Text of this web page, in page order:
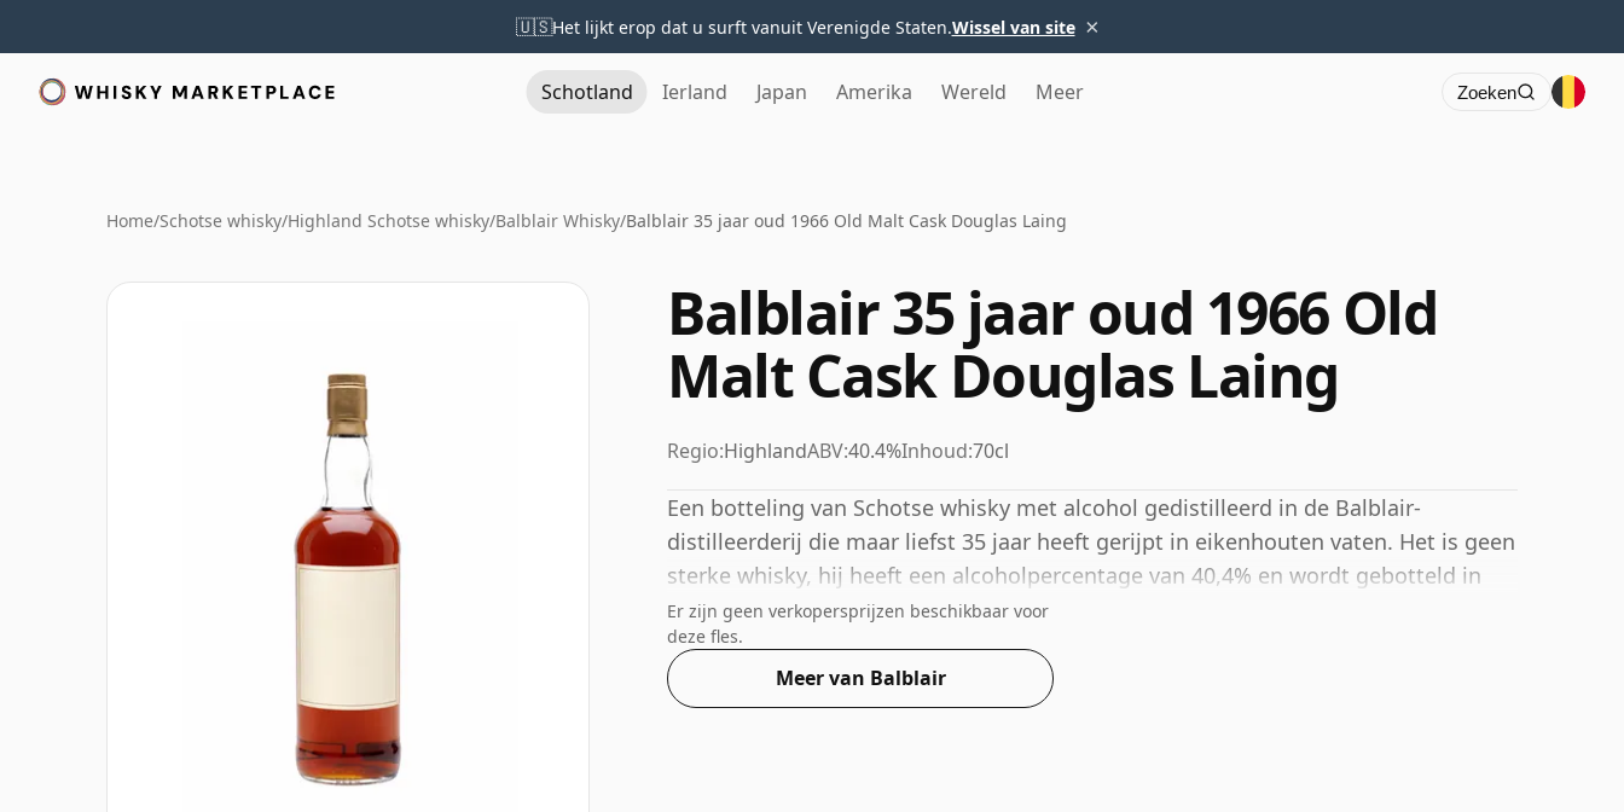
🇺🇸Het lijkt erop dat u surft vanuit Verenigde Staten.Wissel van site ×
Schotland Ierland Japan Amerika Wereld Meer Zoeken
Home/Schotse whisky/Highland Schotse whisky/Balblair Whisky/Balblair 35 jaar oud 1966 Old Malt Cask Douglas Laing
Balblair 35 jaar oud 1966 Old
Malt Cask Douglas Laing
Regio:HighlandABV:40.4%Inhoud:70cl
Een botteling van Schotse whisky met alcohol gedistilleerd in de Balblair-
distilleerderij die maar liefst 35 jaar heeft gerijpt in eikenhouten vaten. Het is geen
sterke whisky, hij heeft een alcoholpercentage van 40,4% en wordt gebotteld in
een normale maat van 70cl.
Er zijn geen verkopersprijzen beschikbaar voor
deze fles.
Meer van Balblair